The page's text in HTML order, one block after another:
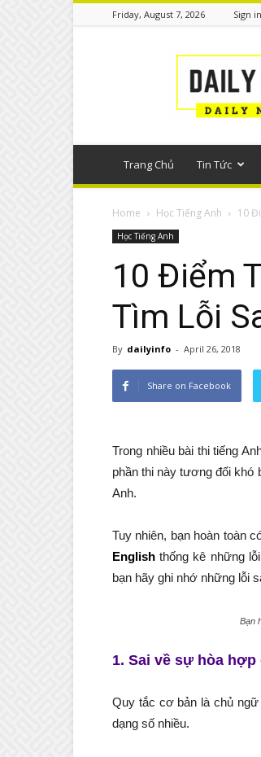
Friday, August 7, 2026 Sign
thông
Trang Chủ Tin Tức
Home Học Tiếng Anh 10
Học Tiếng Anh
10 Điểm
Tìm Lỗi
By dailyinfo - April 26, 2018
Share on Facebook
Trong nhiều bài thi tiếng
phần thi này tương đối khó
Anh.
Tuy nhiên, bạn hoàn toàn
English thống kê những
bạn hãy ghi nhớ những lỗi
Bạn
1. Sai về sự hòa
Quy tắc cơ bản là chủ
dạng số nhiều.